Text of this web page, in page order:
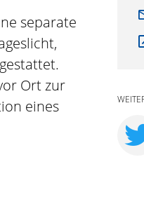
separate
Ort zur
eines